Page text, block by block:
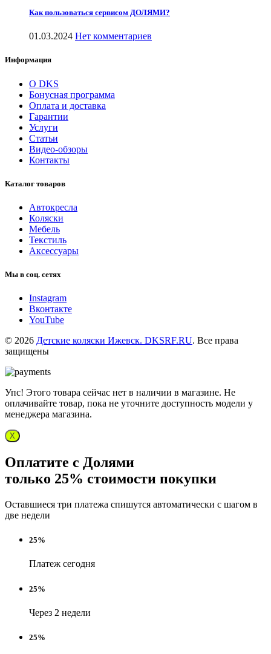
Как пользоваться сервисом ДОЛЯМИ?
01.03.2024 Нет комментариев
Информация
О DKS
Бонусная программа
Оплата и доставка
Гарантии
Услуги
Статьи
Видео-обзоры
Контакты
Каталог товаров
Автокресла
Коляски
Мебель
Текстиль
Аксессуары
Мы в соц. сетях
Instagram
Вконтакте
YouTube
© 2026 Детские коляски Ижевск. DKSRF.RU. Все права
защищены
Упс! Этого товара сейчас нет в наличии в магазине. Не
оплачивайте товар, пока не уточните доступность модели у
менеджера магазина.
X
Оплатите с Долями
только 25% стоимости покупки
Оставшиеся три платежа спишутся автоматически с шагом в
две недели
25%
Платеж сегодня
25%
Через 2 недели
25%